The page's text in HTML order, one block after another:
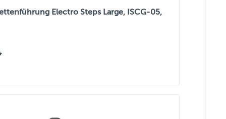
Electro Steps Large, ISCG-05,